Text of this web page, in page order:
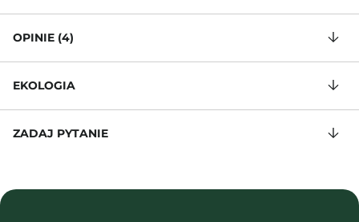
OPINIE (4)
EKOLOGIA
ZADAJ PYTANIE